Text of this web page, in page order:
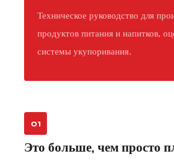
упаковки?
2
просто
плотная
посадка
Техническое руководство для
продуктов питания и напитков,
системы укупоривания.
01
Это больше, чем просто